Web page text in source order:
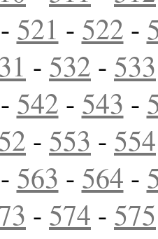
- 521 - 522 -
- 532 - 533
- 542 - 543 -
- 553 - 554
- 563 - 564 -
- 574 - 575